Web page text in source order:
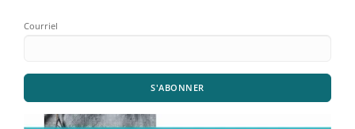
Courriel
S'ABONNER